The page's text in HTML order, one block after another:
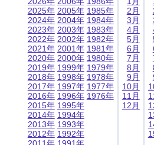
2025年
2024年
2023年
2022年
2021年
2020年
2019年
2018年
2017年
2016年
2015年
2014年
2013年
2012年
2005年
2004年
2003年
2002年
2001年
2000年
1999年
1998年
1997年
1996年
1995年
1994年
1993年
1992年
1985年
1984年
1983年
1982年
1981年
1980年
1979年
1978年
1977年
1976年
2月
3月
4月
5月
6月
7月
8月
9月
10月
11月
12月